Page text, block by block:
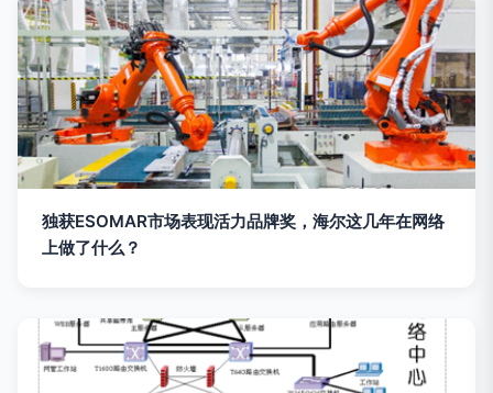
独获ESOMAR市场表现活力品牌奖，海尔这几年在网络
上做了什么？